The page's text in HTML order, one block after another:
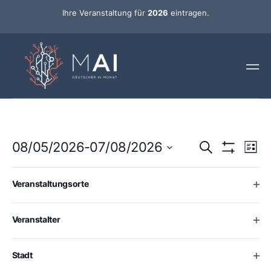
Ihre Veranstaltung für 2026 eintragen.
Such-
Suche Liste
08/05/2026-07/08/2026
any
form
inputs
cause
Veranstaltungsorte
Veranstalter
Stadt